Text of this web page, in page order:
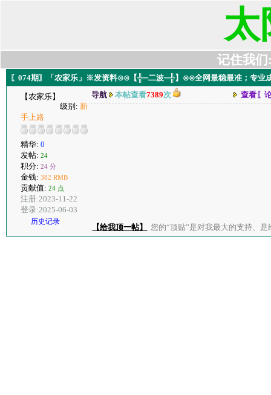
太
记住我们
〖074期〗「农家乐」※发资料⊙⊙【╬═二波═╬】⊙⊙全网最稳最准；专业
【农家乐】
级别: 新
手上路
精华: 0
发帖: 24
积分: 24 分
金钱: 382 RMB
贡献值: 24 点
注册:2023-11-22
登录:2025-06-03
历史记录
导航 本帖查看7389次 查看〖
【给我顶一帖】 您的“顶贴”是对我最大的支持、